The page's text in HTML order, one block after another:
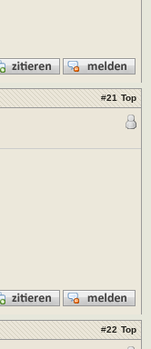
#21 Top
#22 Top